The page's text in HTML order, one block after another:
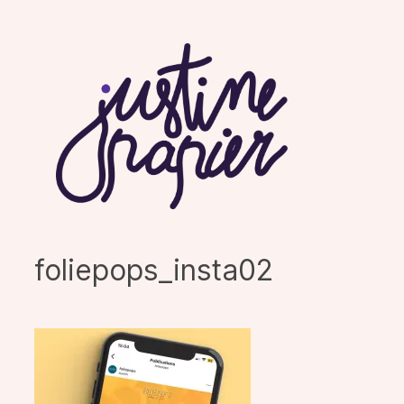
foliepops_insta02